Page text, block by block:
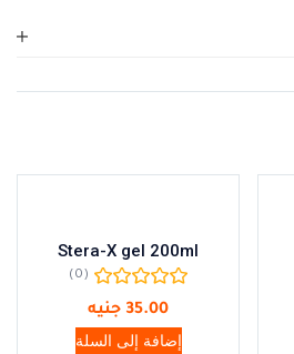
Stera-X gel 200ml
(0)
35.00 جنيه
إضافة إلى السلة